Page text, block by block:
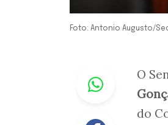
Foto: Antonio Augusto/
Whastapp
Facebook
O
do